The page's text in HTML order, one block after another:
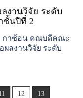
งานวิจัย ระดับ
ชั้นปีที่ 2
กาซ้อน คณบดีคณะ
ผลงานวิจัย ระดับ
12 13